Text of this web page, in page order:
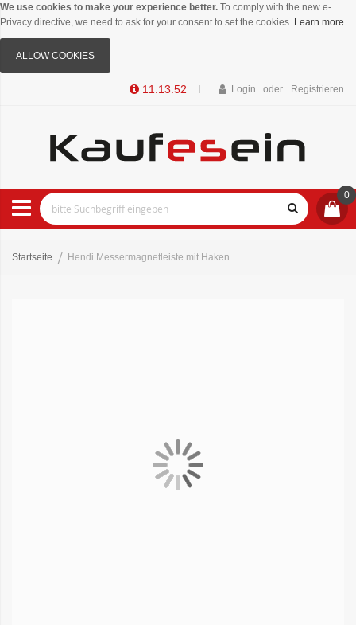
We use cookies to make your experience better. To comply with the new e-
Privacy directive, we need to ask for your consent to set the cookies. Learn more.
ALLOW COOKIES
Login Registrieren
11:13:51
0
Startseite Hendi Messermagnetleiste mit Haken